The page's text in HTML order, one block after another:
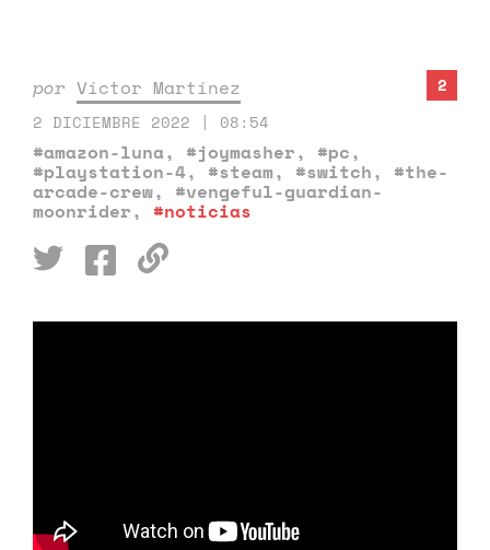
por Víctor Martínez
2 DICIEMBRE 2022 | 08:54
#amazon-luna, #joymasher, #pc,
#playstation-4, #steam, #switch, #the-
arcade-crew, #vengeful-guardian-
moonrider, #noticias
2